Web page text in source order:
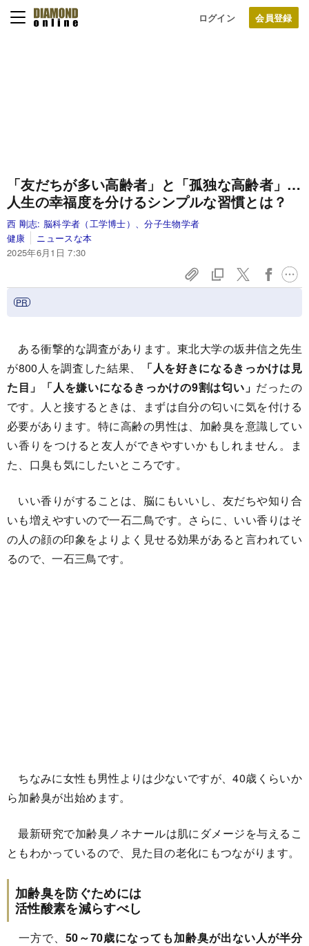
ログイン
「友だちが多い高齢者」と「孤独な高齢者」…
人生の幸福度を分けるシンプルな習慣とは？
西 剛志: 脳科学者（工学博士）、分子生物学者
健康
ニュースな本
2025年6月1日 7:30
ある衝撃的な調査があります。東北大学の坂井信之先生
が800人を調査した結果、
「人を好きになるきっかけは見
た目」「人を嫌いになるきっかけの9割は匂い」 だったの
です。人と接するときは、まずは自分の匂いに気を付ける
必要があります。特に高齢の男性は、加齢臭を意識してい
い香りをつけると友人ができやすいかもしれません。ま
た、口臭も気にしたいところです。
いい香りがすることは、脳にもいいし、友だちや知り合
いも増えやすいので一石二鳥です。さらに、いい香りはそ
の人の顔の印象をよりよく見せる効果があると言われてい
るので、一石三鳥です。
ちなみに女性も男性よりは少ないですが、40歳くらいか
ら加齢臭が出始めます。
最新研究で加齢臭ノネナールは肌にダメージを与えるこ
ともわかっているので、見た目の老化にもつながります。
加齢臭を防ぐためには
活性酸素を減らすべし
一方で、 50～70歳になっても加齢臭が出ない人が半分